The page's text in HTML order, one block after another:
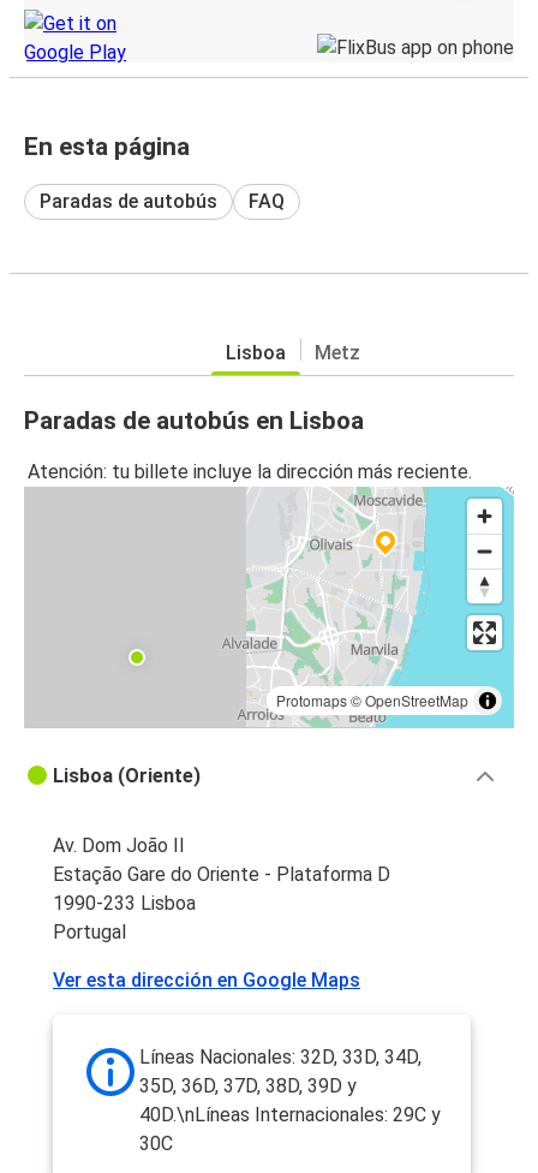
En esta página
Paradas de autobús FAQ
Lisboa Metz
Paradas de autobús en Lisboa
Atención: tu billete incluye la dirección más reciente.
Protomaps©OpenStreetMap
Lisboa (Oriente)
Av. Dom João II
Estação Gare do Oriente - Plataforma D
1990-233 Lisboa
Portugal
Ver esta dirección en Google Maps
Líneas Nacionales: 32D, 33D, 34D,
35D, 36D, 37D, 38D, 39D y
40D.\nLíneas Internacionales: 29C y
30C